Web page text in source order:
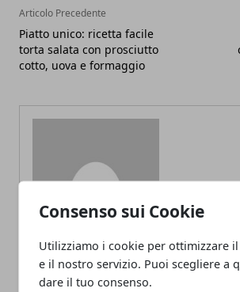
Consenso sui Cookie
Utilizziamo i cookie per ottimizzare
e il nostro servizio. Puoi scegliere a
dare il tuo consenso.
Articolo Precedente
Piatto unico: ricetta facile
torta salata con prosciutto
cotto, uova e formaggio